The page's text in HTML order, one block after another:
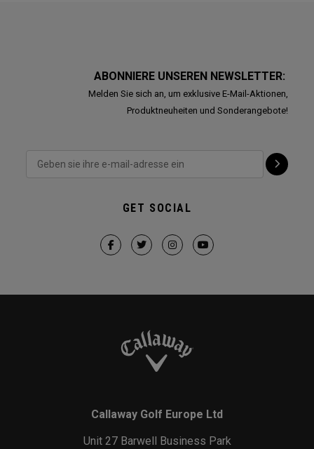
ABONNIERE UNSEREN NEWSLETTER:
Melden Sie sich an, um exklusive E-Mail-Aktionen,
Produktneuheiten und Sonderangebote!
GET SOCIAL
Callaway Golf Europe Ltd
Unit 27 Barwell Business Park